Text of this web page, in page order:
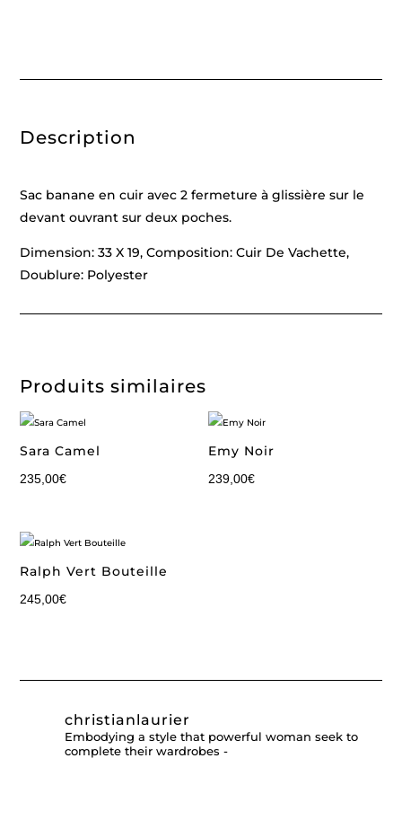
Description
Sac banane en cuir avec 2 fermeture à glissière sur le
devant ouvrant sur deux poches.
Dimension: 33 X 19, Composition: Cuir De Vachette,
Doublure: Polyester
Produits similaires
Sara Camel
235,00€
Emy Noir
239,00€
Ralph Vert Bouteille
245,00€
christianlaurier
Embodying a style that powerful woman seek to
complete their wardrobes -